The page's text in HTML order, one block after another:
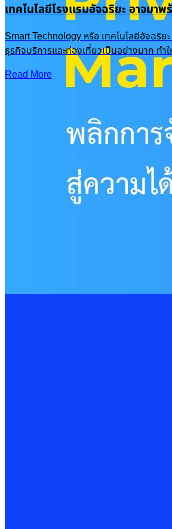
ในยุคดิจิทัลที่ “ข้อมูล” คือทรัพยากรสำคัญ
เทคโนโลยีโรงแรมอัจฉริยะ อาจมาพ
Smart Technology หรือ เทคโนโลยีอัจฉริ
ธุรกิจบริการและท่องเที่ยวเป็นอย่างมาก ท
Read More
PDPA Privacy Management: พลิกการจัดการ Cookie &
Romance Scam รักหลอกๆ ปอกลอกเสียหายพุ่งเป็นพันล้าน
Cybersecurity